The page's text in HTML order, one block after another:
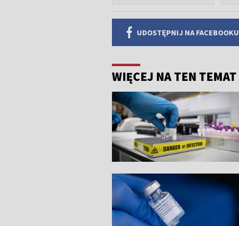
UDOSTĘPNIJ NA FACEBOOKU
WIĘCEJ NA TEN TEMAT